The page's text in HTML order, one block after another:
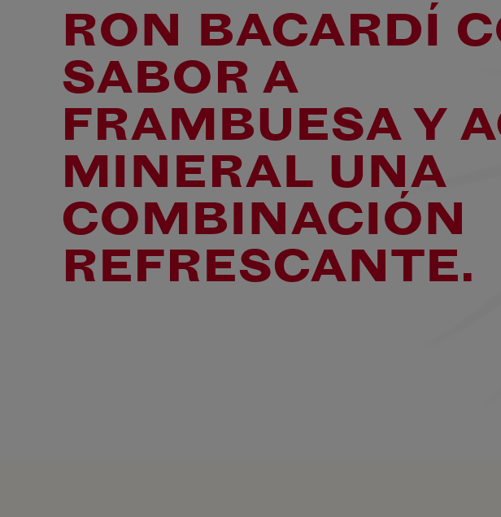
RON BACARDÍ
SABOR A
FRAMBUESA Y
MINERAL UNA
COMBINACIÓN
REFRESCANTE.